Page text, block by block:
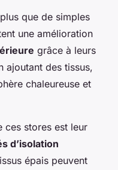
que de simples
une amélioration
grâce à leurs
ajoutant des tissus,
chaleureuse et
ces stores est leur
d’isolation
épais peuvent